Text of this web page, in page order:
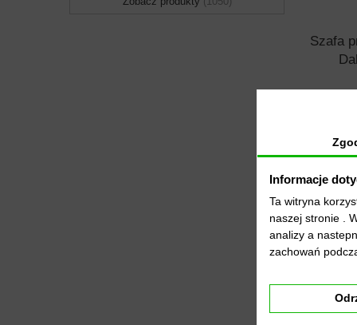
Szafa
Informacje
Ta witryna
naszej stronie .
analizy a
zachowań